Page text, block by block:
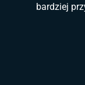
bardziej